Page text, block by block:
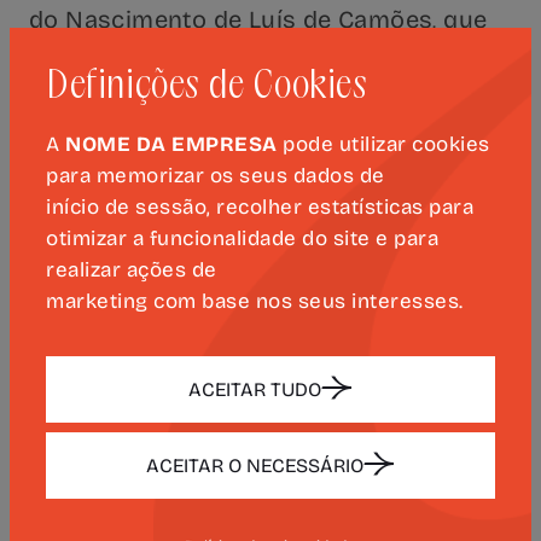
do Nascimento de Luís de Camões, que
portugueses com o autor de Os Lusíadas
musical concebida por Bomtempo.
A disponibilização deste registo permite
revisitar um momento de celebração
artística que uniu música, memória e
património, reforçando o valor histórico
e cultural da obra.
O evento contou com a colaboração da
DGARTES – Direção-Geral das Artes
e com o apoio
Definições de Cookies
A NOME DA EMPRESA pode utilizar cookies
para memorizar os seus dados de
início de sessão, recolher estatísticas para
otimizar a funcionalidade do site e para
realizar ações de
marketing com base nos seus interesses.
ACEITAR TUDO
ACEITAR O NECESSÁRIO